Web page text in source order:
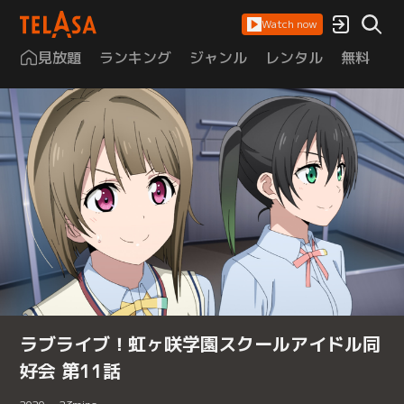
Watch now
見放題 ランキング ジャンル レンタル 無料
ラブライブ！虹ヶ咲学園スクールアイドル同
好会 第11話